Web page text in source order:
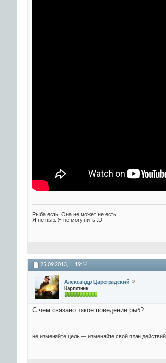
Рыба есть. Она не может не есть.
Я не пью. Я не могу пить!:D
25.09.2013, 19:54
Александр Цареградский
Карпятник
С чем связано такое поведение рыб?
не изменяйте цель — изменяйте свой план действий